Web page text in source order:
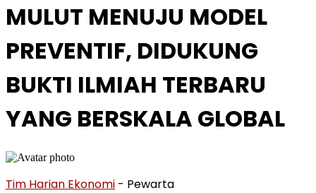
MULUT MENUJU MODEL
PREVENTIF, DIDUKUNG
BUKTI ILMIAH TERBARU
YANG BERSKALA GLOBAL
Tim Harian Ekonomi - Pewarta